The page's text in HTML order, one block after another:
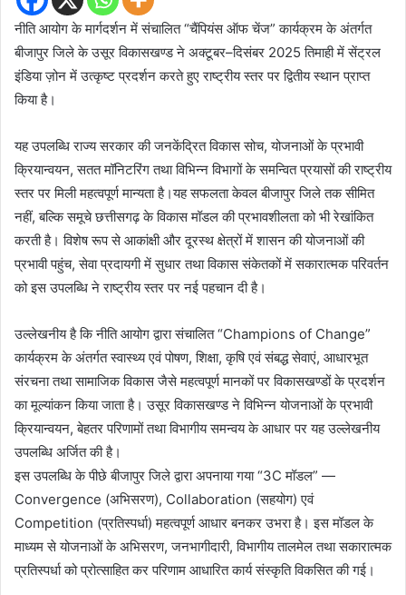
नीति आयोग के मार्गदर्शन में संचालित “चैंपियंस ऑफ चेंज” कार्यक्रम के अंतर्गत
बीजापुर जिले के उसूर विकासखण्ड ने अक्टूबर–दिसंबर 2025 तिमाही में सेंट्रल
इंडिया ज़ोन में उत्कृष्ट प्रदर्शन करते हुए राष्ट्रीय स्तर पर द्वितीय स्थान प्राप्त
किया है।
यह उपलब्धि राज्य सरकार की जनकेंद्रित विकास सोच, योजनाओं के प्रभावी
क्रियान्वयन, सतत मॉनिटरिंग तथा विभिन्न विभागों के समन्वित प्रयासों की राष्ट्रीय
स्तर पर मिली महत्वपूर्ण मान्यता है।यह सफलता केवल बीजापुर जिले तक सीमित
नहीं, बल्कि समूचे छत्तीसगढ़ के विकास मॉडल की प्रभावशीलता को भी रेखांकित
करती है। विशेष रूप से आकांक्षी और दूरस्थ क्षेत्रों में शासन की योजनाओं की
प्रभावी पहुंच, सेवा प्रदायगी में सुधार तथा विकास संकेतकों में सकारात्मक परिवर्तन
को इस उपलब्धि ने राष्ट्रीय स्तर पर नई पहचान दी है।
उल्लेखनीय है कि नीति आयोग द्वारा संचालित “Champions of Change”
कार्यक्रम के अंतर्गत स्वास्थ्य एवं पोषण, शिक्षा, कृषि एवं संबद्ध सेवाएं, आधारभूत
संरचना तथा सामाजिक विकास जैसे महत्वपूर्ण मानकों पर विकासखण्डों के प्रदर्शन
का मूल्यांकन किया जाता है। उसूर विकासखण्ड ने विभिन्न योजनाओं के प्रभावी
क्रियान्वयन, बेहतर परिणामों तथा विभागीय समन्वय के आधार पर यह उल्लेखनीय
उपलब्धि अर्जित की है।
इस उपलब्धि के पीछे बीजापुर जिले द्वारा अपनाया गया “3C मॉडल” —
Convergence (अभिसरण), Collaboration (सहयोग) एवं
Competition (प्रतिस्पर्धा) महत्वपूर्ण आधार बनकर उभरा है। इस मॉडल के
माध्यम से योजनाओं के अभिसरण, जनभागीदारी, विभागीय तालमेल तथा सकारात्मक
प्रतिस्पर्धा को प्रोत्साहित कर परिणाम आधारित कार्य संस्कृति विकसित की गई।